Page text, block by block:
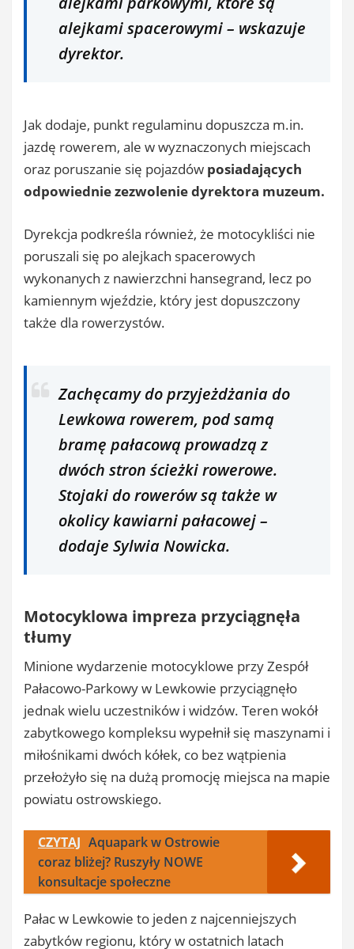
alejkami spacerowymi – wskazuje
dyrektor.
Jak dodaje, punkt regulaminu dopuszcza m.in.
jazdę rowerem, ale w wyznaczonych miejscach
oraz poruszanie się pojazdów posiadających
odpowiednie zezwolenie dyrektora muzeum.
Dyrekcja podkreśla również, że motocykliści nie
poruszali się po alejkach spacerowych
wykonanych z nawierzchni hansegrand, lecz po
kamiennym wjeździe, który jest dopuszczony
także dla rowerzystów.
Zachęcamy do przyjeżdżania do
Lewkowa rowerem, pod samą
bramę pałacową prowadzą z
dwóch stron ścieżki rowerowe.
Stojaki do rowerów są także w
okolicy kawiarni pałacowej –
dodaje Sylwia Nowicka.
Motocyklowa impreza przyciągnęła
tłumy
Minione wydarzenie motocyklowe przy Zespół
Pałacowo-Parkowy w Lewkowie przyciągnęło
jednak wielu uczestników i widzów. Teren wokół
zabytkowego kompleksu wypełnił się maszynami i
miłośnikami dwóch kółek, co bez wątpienia
przełożyło się na dużą promocję miejsca na mapie
powiatu ostrowskiego.
CZYTAJ Aquapark w Ostrowie
coraz bliżej? Ruszyły NOWE
konsultacje społeczne
Pałac w Lewkowie to jeden z najcenniejszych
zabytków regionu, który w ostatnich latach